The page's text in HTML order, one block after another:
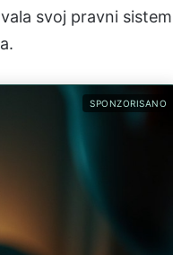
svoj pravni sistem
SPONZORISANO